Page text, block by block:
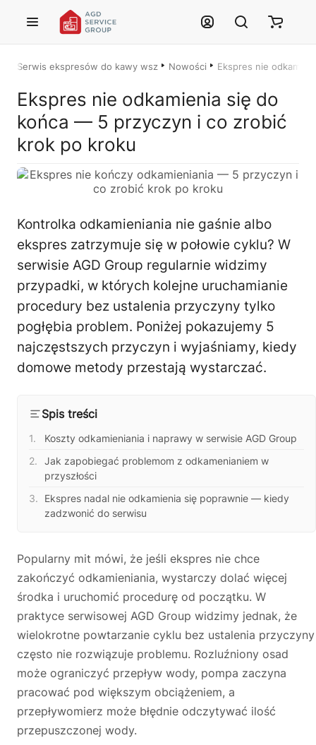
Przejdź do treści głównej
Serwis ekspresów do kawy wszystkich marek – Łódź i cała Polska
Nowości Ekspres nie
Ekspres nie odkamienia się do
końca — 5 przyczyn i co zrobić
krok po kroku
Kontrolka odkamieniania nie gaśnie albo
ekspres zatrzymuje się w połowie cyklu? W
serwisie AGD Group regularnie widzimy
przypadki, w których kolejne uruchamianie
procedury bez ustalenia przyczyny tylko
pogłębia problem. Poniżej pokazujemy 5
najczęstszych przyczyn i wyjaśniamy, kiedy
domowe metody przestają wystarczać.
Spis treści
Koszty odkamieniania i naprawy w serwisie AGD Group
Jak zapobiegać problemom z odkamenianiem w
przyszłości
Ekspres nadal nie odkamienia się poprawnie — kiedy
zadzwonić do serwisu
Popularny mit mówi, że jeśli ekspres nie chce
zakończyć odkamieniania, wystarczy dolać więcej
środka i uruchomić procedurę od początku. W
praktyce serwisowej AGD Group widzimy jednak, że
wielokrotne powtarzanie cyklu bez ustalenia przyczyny
często nie rozwiązuje problemu. Rozluźniony osad
może ograniczyć przepływ wody, pompa zaczyna
pracować pod większym obciążeniem, a
przepływomierz może błędnie odczytywać ilość
przepuszczonej wody.
Justyna — konsultant AI
AGD Group • eksperci od ekspresów
☕
Cześć! Jestem Justyna
Pomogę Ci z ekspresem do kawy — sprawdzenie, naprawa, części
zamienne lub złożenie zamówienia.
Status naprawy Jak oddać do naprawy?
🛠Szukam części
Jak kupić w sklepie?
🗹Reklamacja naprawy